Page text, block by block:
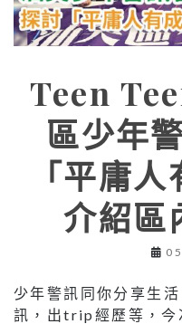
Teen
區少年
「平庸
介紹區
少年警訊同你分享生
訊，出trip經歷等，今